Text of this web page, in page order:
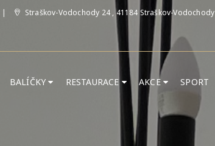
Straškov-Vodochody 24 , 41184 Straškov-Vodochody
BALÍČKY RESTAURACE AKCE SPORT